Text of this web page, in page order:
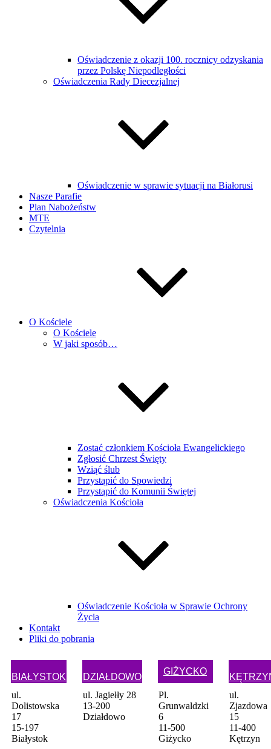
Oświadczenie z okazji 100. rocznicy odzyskania
przez Polskę Niepodległości
Oświadczenia Rady Diecezjalnej
Oświadczenie w sprawie sytuacji na Białorusi
Nasze Parafie
Plan Nabożeństw
MTE
Czytelnia
O Kościele
O Kościele
W jaki sposób…
Zostać członkiem Kościoła Ewangelickiego
Zgłosić Chrzest Święty
Wziąć ślub
Przystąpić do Spowiedzi
Przystąpić do Komunii Świętej
Oświadczenia Kościoła
Oświadczenie Kościoła w Sprawie Ochrony
Życia
Kontakt
Pliki do pobrania
BIAŁYSTOK DZIAŁDOWO
GIŻYCKO
ul.
Dolistowska
17
15-197
Białystok
ul. Jagiełły 28
13-200
Działdowo
Pl.
Grunwaldzki
6
11-500
Giżycko
ul.
Zjazdowa
15
11-400
Kętrzyn